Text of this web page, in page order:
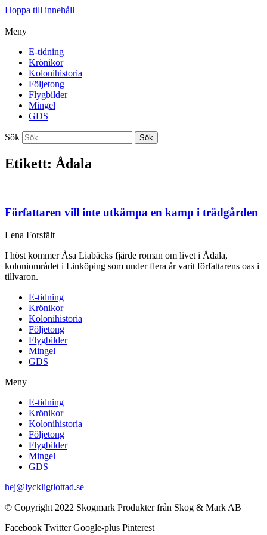
Hoppa till innehåll
Meny
E-tidning
Krönikor
Kolonihistoria
Följetong
Flygbilder
Mingel
GDS
Sök Sök
Etikett: Ådala
Författaren vill inte utkämpa en kamp i trädgården
Lena Forsfält
I höst kommer Åsa Liabäcks fjärde roman om livet i Ådala,
koloniområdet i Linköping som under flera år varit författarens oas i
tillvaron.
E-tidning
Krönikor
Kolonihistoria
Följetong
Flygbilder
Mingel
GDS
Meny
E-tidning
Krönikor
Kolonihistoria
Följetong
Flygbilder
Mingel
GDS
hej@lyckligtlottad.se
© Copyright 2022 Skogmark Produkter från Skog & Mark AB
Facebook Twitter Google-plus Pinterest